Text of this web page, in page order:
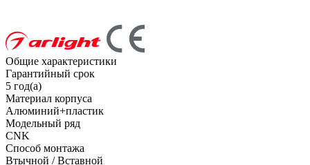
Общие характеристики
Гарантийный срок
5 год(а)
Материал корпуса
Алюминий+пластик
Модельный ряд
CNK
Способ монтажа
Втычной / Вставной